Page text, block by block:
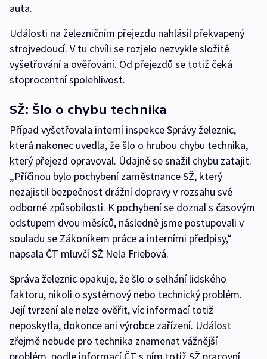
auta.
Události na železničním přejezdu nahlásil překvapený
strojvedoucí. V tu chvíli se rozjelo nezvykle složité
vyšetřování a ověřování. Od přejezdů se totiž čeká
stoprocentní spolehlivost.
SŽ: Šlo o chybu technika
Případ vyšetřovala interní inspekce Správy železnic,
která nakonec uvedla, že šlo o hrubou chybu technika,
který přejezd opravoval. Údajně se snažil chybu zatajit.
„Příčinou bylo pochybení zaměstnance SŽ, který
nezajistil bezpečnost drážní dopravy v rozsahu své
odborné způsobilosti. K pochybení se doznal s časovým
odstupem dvou měsíců, následně jsme postupovali v
souladu se Zákoníkem práce a interními předpisy,“
napsala ČT mluvčí SŽ Nela Friebová.
Správa železnic opakuje, že šlo o selhání lidského
faktoru, nikoli o systémový nebo technický problém.
Její tvrzení ale nelze ověřit, víc informací totiž
neposkytla, dokonce ani výrobce zařízení. Událost
zřejmě nebude pro technika znamenat vážnější